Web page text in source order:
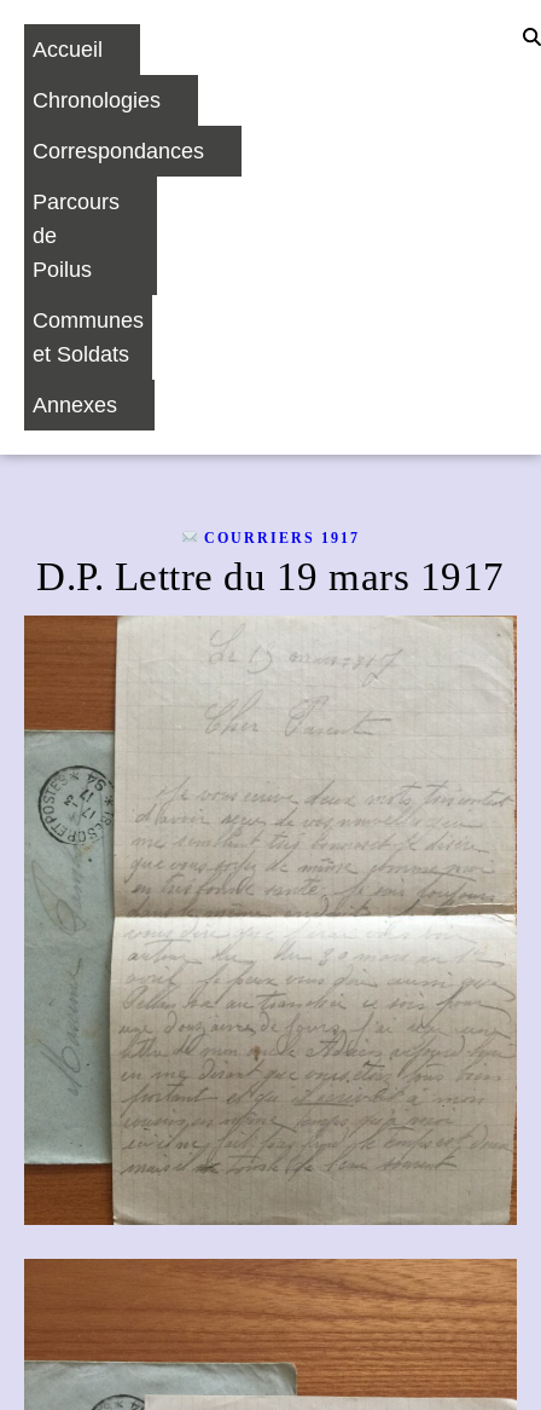
Accueil
Chronologies
Correspondances
Parcours
de
Poilus
Communes
et Soldats
Annexes
COURRIERS 1917
D.P. Lettre du 19 mars 1917